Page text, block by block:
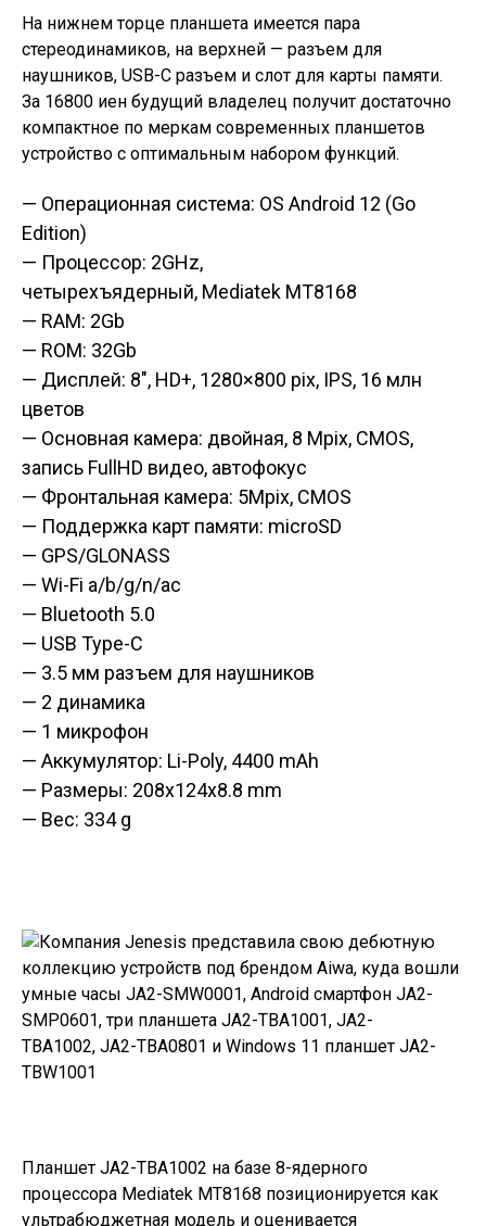
На нижнем торце планшета имеется пара
стереодинамиков, на верхней — разъем для
наушников, USB-C разъем и слот для карты памяти.
За 16800 иен будущий владелец получит достаточно
компактное по меркам современных планшетов
устройство с оптимальным набором функций.
— Операционная система: OS Android 12 (Go
Edition)
— Процессор: 2GHz,
четырехъядерный, Mediatek MT8168
— RAM: 2Gb
— ROM: 32Gb
— Дисплей: 8″, HD+, 1280×800 pix, IPS, 16 млн
цветов
— Основная камера: двойная, 8 Mpix, CMOS,
запись FullHD видео, автофокус
— Фронтальная камера: 5Mpix, CMOS
— Поддержка карт памяти: microSD
— GPS/GLONASS
— Wi-Fi a/b/g/n/ac
— Bluetooth 5.0
— USB Type-C
— 3.5 мм разъем для наушников
— 2 динамика
— 1 микрофон
— Аккумулятор: Li-Poly, 4400 mAh
— Размеры: 208x124x8.8 mm
— Вес: 334 g
Планшет JA2-TBA1002 на базе 8-ядерного
процессора Mediatek MT8168 позиционируется как
ультрабюджетная модель и оценивается